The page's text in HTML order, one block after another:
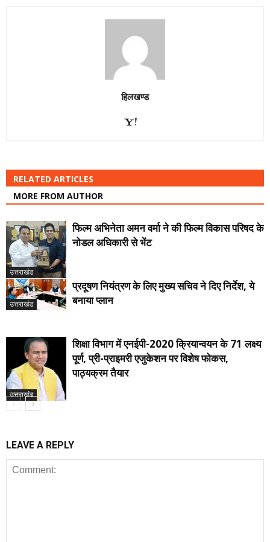
हिलखण्ड
RELATED ARTICLES
MORE FROM AUTHOR
उत्तराखंड
फिल्म अभिनेता अमन वर्मा ने की फिल्म विकास परिषद के
नोडल अधिकारी से भेंट
उत्तराखंड
प्रदूषण नियंत्रण के लिए मुख्य सचिव ने दिए निर्देश, ये
बनाया प्लान
उत्तराखंड
शिक्षा विभाग में एनईपी-2020 क्रियान्वयन के 71 लक्ष्य
पूर्ण, प्री-प्राइमरी एजुकेशन पर विशेष फोकस,
पाठ्यक्रम तैयार
LEAVE A REPLY